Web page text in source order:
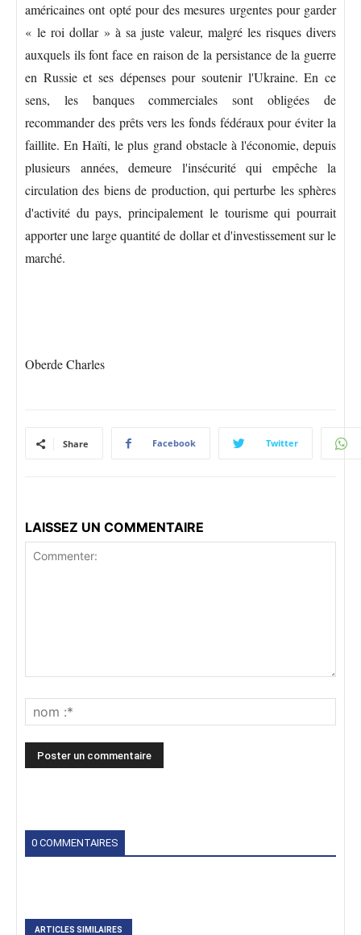
américaines ont opté pour des mesures urgentes pour garder
« le roi dollar » à sa juste valeur, malgré les risques divers
auxquels ils font face en raison de la persistance de la guerre
en Russie et ses dépenses pour soutenir l'Ukraine. En ce
sens, les banques commerciales sont obligées de
recommander des prêts vers les fonds fédéraux pour éviter la
faillite. En Haïti, le plus grand obstacle à l'économie, depuis
plusieurs années, demeure l'insécurité qui empêche la
circulation des biens de production, qui perturbe les sphères
d'activité du pays, principalement le tourisme qui pourrait
apporter une large quantité de dollar et d'investissement sur le
marché.
Oberde Charles
Share Facebook Twitter
LAISSEZ UN COMMENTAIRE
0 COMMENTAIRES
ARTICLES SIMILAIRES